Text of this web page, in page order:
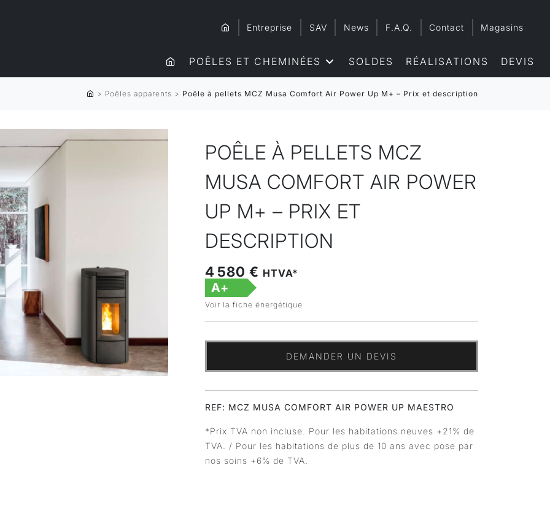
Entreprise SAV News F.A.Q. Contact Magasins
POÊLES ET CHEMINÉES SOLDES RÉALISATIONS DEVIS
> Poêles apparents > Poêle à pellets MCZ Musa Comfort Air Power Up M+ – Prix et description
POÊLE À PELLETS MCZ
MUSA COMFORT AIR POWER
UP M+ – PRIX ET
DESCRIPTION
4 580 € HTVA*
A+
Voir la fiche énergétique
DEMANDER UN DEVIS
REF: MCZ MUSA COMFORT AIR POWER UP MAESTRO
*Prix TVA non incluse. Pour les habitations neuves +21% de
TVA. / Pour les habitations de plus de 10 ans avec pose par
nos soins +6% de TVA.